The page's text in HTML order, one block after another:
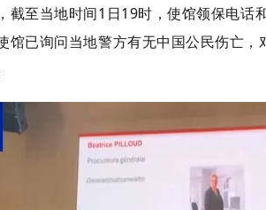
截至当地时间1日19时，使馆领保电话
馆已询问当地警方有无中国公民伤亡，